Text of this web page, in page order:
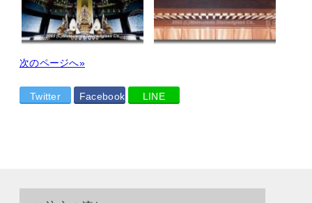
次のページへ»
Twitter Facebook LINE